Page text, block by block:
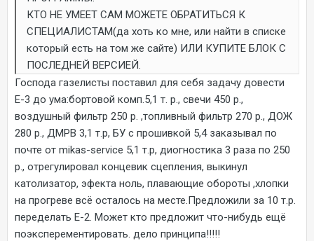
КТО НЕ УМЕЕТ САМ МОЖЕТЕ ОБРАТИТЬСЯ К
СПЕЦИАЛИСТАМ(да хоть ко мне, или найти в списке
который есть на том же сайте) ИЛИ КУПИТЕ БЛОК С
ПОСЛЕДНЕЙ ВЕРСИЕЙ.
Господа газелисты поставил для себя задачу довести
Е-3 до ума:бортовой комп.5,1 т. р., свечи 450 р.,
воздушный фильтр 250 р. ,топливный фильтр 270 р., ДОЖ
280 р., ДМРВ 3,1 т.р, БУ с прошивкой 5,4 заказывал по
почте от mikas-service 5,1 т.р, диогностика 3 раза по 250
р., отрегулировал концевик сцепления, выкинул
католизатор, эфекта ноль, плавающие обороты ,хлопки
на прогреве всё осталось на месте.Предложили за 10 т.р.
переделать Е-2. Может кто предложит что-нибудь ещё
поэксперементировать. дело принципа!!!!!